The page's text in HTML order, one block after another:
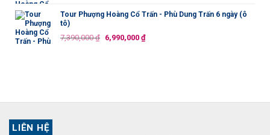
là:
tại
Tour Phượng Hoàng Cổ Trấn - Phù Dung Trấn 6 ngày (ô
tô)
7,390,000₫ Giá
6,990,000 ₫Giá
LIÊN HỆ